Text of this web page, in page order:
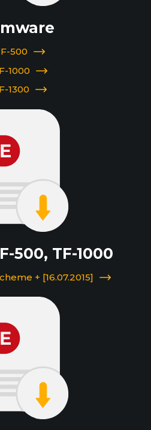
500
1000
1300
500, TF-1000
+ [16.07.2015]